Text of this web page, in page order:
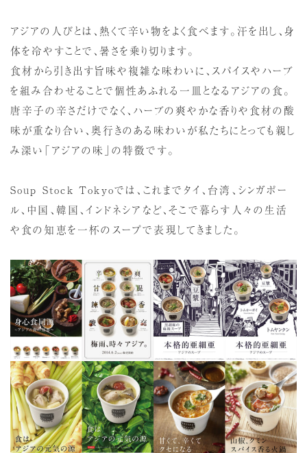
アジアの人びとは、熱くて辛い物をよく食べます。汗を出し、身
体を冷やすことで、暑さを乗り切ります。
食材から引き出す旨味や複雑な味わいに、スパイスやハーブ
を組み合わせることで個性あふれる一皿となるアジアの食。
唐辛子の辛さだけでなく、ハーブの爽やかな香りや食材の酸
味が重なり合い、奥行きのある味わいが私たちにとっても親し
み深い「アジアの味」の特徴です。
Soup Stock Tokyoでは、これまでタイ、台湾、シンガポー
ル、中国、韓国、インドネシアなど、そこで暮らす人々の生活
や食の知恵を一杯のスープで表現してきました。